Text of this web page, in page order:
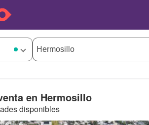
en Hermosillo
disponibles